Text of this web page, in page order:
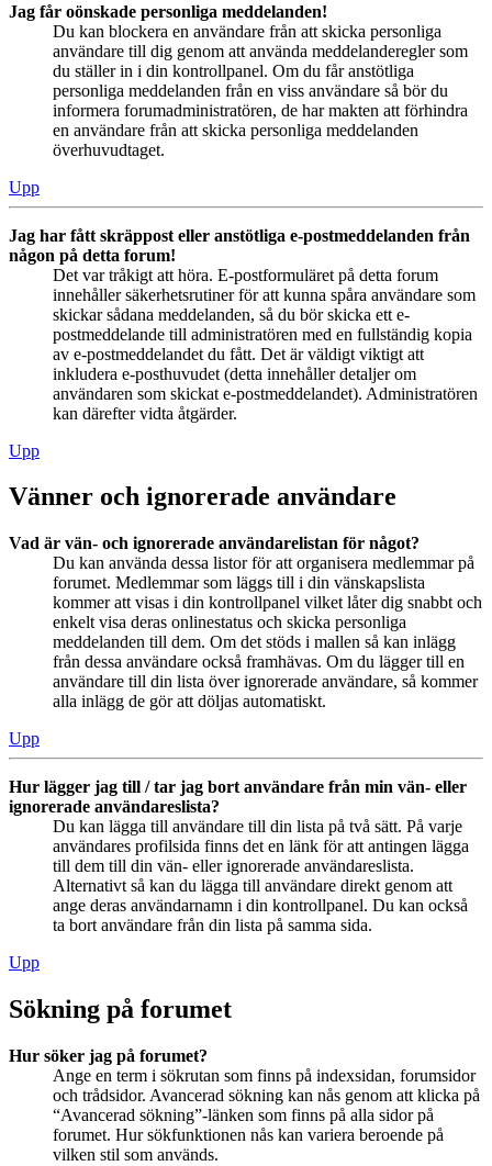
Jag får oönskade personliga meddelanden!
Du kan blockera en användare från att skicka personliga
användare till dig genom att använda meddelanderegler som
du ställer in i din kontrollpanel. Om du får anstötliga
personliga meddelanden från en viss användare så bör du
informera forumadministratören, de har makten att förhindra
en användare från att skicka personliga meddelanden
överhuvudtaget.
Upp
Jag har fått skräppost eller anstötliga e-postmeddelanden från
någon på detta forum!
Det var tråkigt att höra. E-postformuläret på detta forum
innehåller säkerhetsrutiner för att kunna spåra användare som
skickar sådana meddelanden, så du bör skicka ett e-
postmeddelande till administratören med en fullständig kopia
av e-postmeddelandet du fått. Det är väldigt viktigt att
inkludera e-posthuvudet (detta innehåller detaljer om
användaren som skickat e-postmeddelandet). Administratören
kan därefter vidta åtgärder.
Upp
Vänner och ignorerade användare
Vad är vän- och ignorerade användarelistan för något?
Du kan använda dessa listor för att organisera medlemmar på
forumet. Medlemmar som läggs till i din vänskapslista
kommer att visas i din kontrollpanel vilket låter dig snabbt och
enkelt visa deras onlinestatus och skicka personliga
meddelanden till dem. Om det stöds i mallen så kan inlägg
från dessa användare också framhävas. Om du lägger till en
användare till din lista över ignorerade användare, så kommer
alla inlägg de gör att döljas automatiskt.
Upp
Hur lägger jag till / tar jag bort användare från min vän- eller
ignorerade användareslista?
Du kan lägga till användare till din lista på två sätt. På varje
användares profilsida finns det en länk för att antingen lägga
till dem till din vän- eller ignorerade användareslista.
Alternativt så kan du lägga till användare direkt genom att
ange deras användarnamn i din kontrollpanel. Du kan också
ta bort användare från din lista på samma sida.
Upp
Sökning på forumet
Hur söker jag på forumet?
Ange en term i sökrutan som finns på indexsidan, forumsidor
och trådsidor. Avancerad sökning kan nås genom att klicka på
“Avancerad sökning”-länken som finns på alla sidor på
forumet. Hur sökfunktionen nås kan variera beroende på
vilken stil som används.